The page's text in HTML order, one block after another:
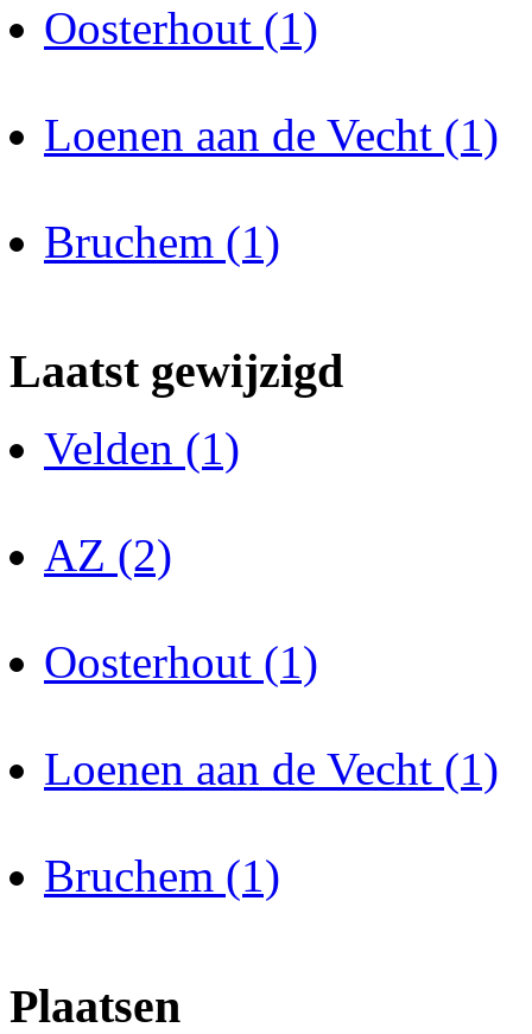
Oosterhout (1)
Loenen aan de Vecht (1)
Bruchem (1)
Laatst gewijzigd
Velden (1)
AZ (2)
Oosterhout (1)
Loenen aan de Vecht (1)
Bruchem (1)
Plaatsen